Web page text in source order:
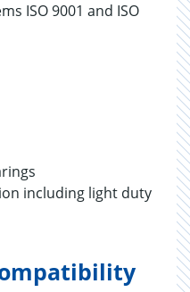
ISO 9001 and ISO
including light duty